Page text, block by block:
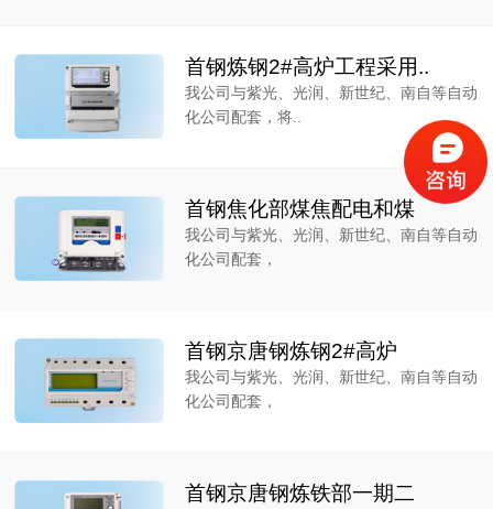
首钢炼钢2#高炉工程采用..
我公司与紫光、光润、新世纪、南自等自动
化公司配套，将..
首钢焦化部煤焦配电和煤
我公司与紫光、光润、新世纪、南自等自动
化公司配套，
首钢京唐钢炼钢2#高炉
我公司与紫光、光润、新世纪、南自等自动
化公司配套，
首钢京唐钢炼铁部一期二